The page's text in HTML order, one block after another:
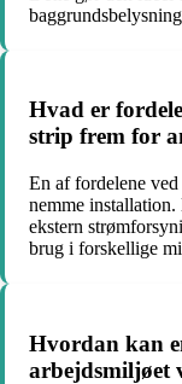
Hvad er
strip frem for
En af fordelene
nemme
ekstern
brug i forskellige
Hvordan kan
arbejdsmiljøet